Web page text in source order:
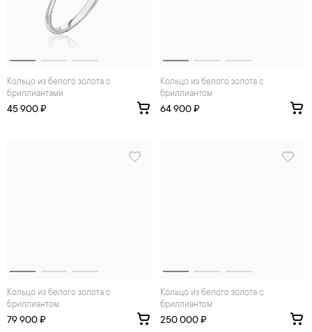
Кольцо из белого золота с
бриллиантами
45 900 ₽
Кольцо из белого золота с
бриллиантом
64 900 ₽
Кольцо из белого золота с
бриллиантом
79 900 ₽
Кольцо из белого золота с
бриллиантом
250 000 ₽